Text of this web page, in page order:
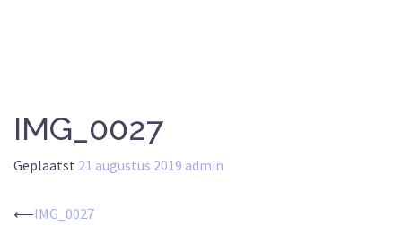
IMG_0027
Geplaatst 21 augustus 2019 admin
Berichtnavigatie
⟵IMG_0027